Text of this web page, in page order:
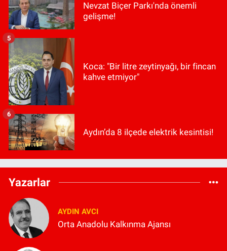
Nevzat Biçer Parkı'nda önemli
gelişme!
Koca: "Bir litre zeytinyağı, bir fincan
kahve etmiyor"
5
Aydın’da 8 ilçede elektrik kesintisi!
6
Yazarlar
AYDIN AVCI
Orta Anadolu Kalkınma Ajansı